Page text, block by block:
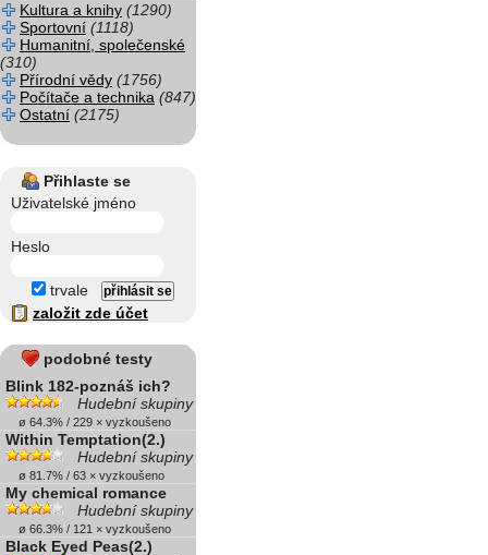
Kultura a knihy (1290)
Sportovní (1118)
Humanitní, společenské
(310)
Přírodní vědy (1756)
Počítače a technika (847)
Ostatní (2175)
Přihlaste se
Uživatelské jméno
Heslo
trvale
založit zde účet
podobné testy
Blink 182-poznáš ich?
Hudební skupiny
ø 64.3% / 229 × vyzkoušeno
Within Temptation(2.)
Hudební skupiny
ø 81.7% / 63 × vyzkoušeno
My chemical romance
Hudební skupiny
ø 66.3% / 121 × vyzkoušeno
Black Eyed Peas(2.)